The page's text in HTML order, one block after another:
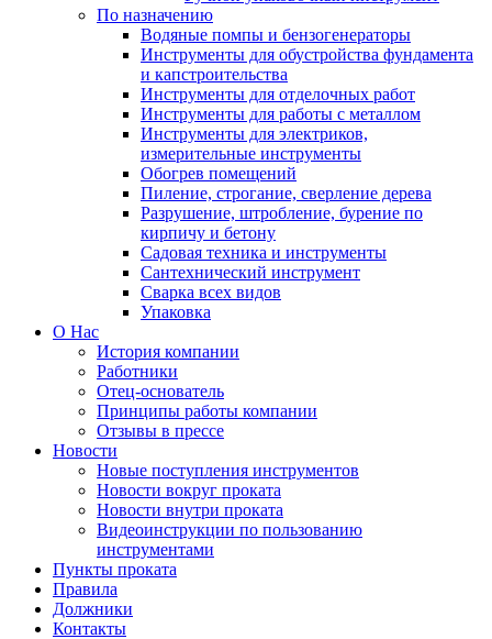
По назначению
Водяные помпы и бензогенераторы
Инструменты для обустройства фундамента
и капстроительства
Инструменты для отделочных работ
Инструменты для работы с металлом
Инструменты для электриков,
измерительные инструменты
Обогрев помещений
Пиление, строгание, сверление дерева
Разрушение, штробление, бурение по
кирпичу и бетону
Садовая техника и инструменты
Сантехнический инструмент
Сварка всех видов
Упаковка
О Нас
История компании
Работники
Отец-основатель
Принципы работы компании
Отзывы в прессе
Новости
Новые поступления инструментов
Новости вокруг проката
Новости внутри проката
Видеоинструкции по пользованию
инструментами
Пункты проката
Правила
Должники
Контакты